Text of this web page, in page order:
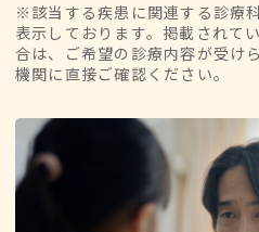
※該当する疾患に関連する診療
表示しております。掲載されて
合は、ご希望の診療内容が受け
機関に直接ご確認ください。